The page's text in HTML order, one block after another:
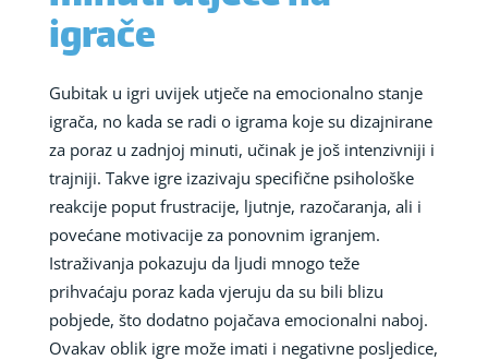
igrače
Gubitak u igri uvijek utječe na emocionalno stanje
igrača, no kada se radi o igrama koje su dizajnirane
za poraz u zadnjoj minuti, učinak je još intenzivniji i
trajniji. Takve igre izazivaju specifične psihološke
reakcije poput frustracije, ljutnje, razočaranja, ali i
povećane motivacije za ponovnim igranjem.
Istraživanja pokazuju da ljudi mnogo teže
prihvaćaju poraz kada vjeruju da su bili blizu
pobjede, što dodatno pojačava emocionalni naboj.
Ovakav oblik igre može imati i negativne posljedice,